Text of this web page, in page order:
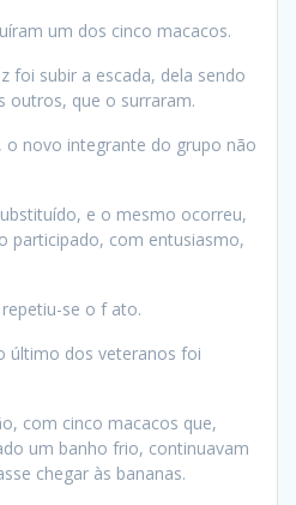
um dos cinco macacos.
foi subir a escada, dela sendo
outros, que o surraram.
o novo integrante do grupo não
e o mesmo ocorreu,
participado, com entusiasmo,
se o f ato.
último dos veteranos foi
com cinco macacos que,
um banho frio, continuavam
chegar às bananas.